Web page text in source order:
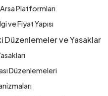
Platformları
ve Fiyat Yapısı
Düzenlemeler ve Yasaklar
Düzenlemeleri